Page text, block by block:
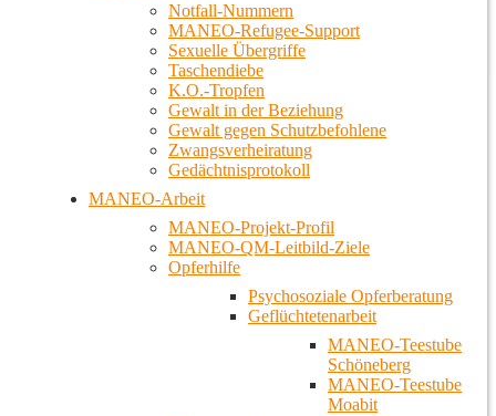
Notfall-Nummern
MANEO-Refugee-Support
Sexuelle Übergriffe
Taschendiebe
K.O.-Tropfen
Gewalt in der Beziehung
Gewalt gegen Schutzbefohlene
Zwangsverheiratung
Gedächtnisprotokoll
MANEO-Arbeit
MANEO-Projekt-Profil
MANEO-QM-Leitbild-Ziele
Opferhilfe
Psychosoziale Opferberatung
Geflüchtetenarbeit
MANEO-Teestube
Schöneberg
MANEO-Teestube
Moabit